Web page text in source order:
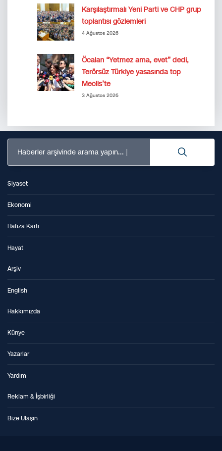
Karşılaştırmalı Yeni Parti ve CHP grup
toplantısı gözlemleri
4 Ağustos 2026
Öcalan “Yetmez ama, evet” dedi,
Terörsüz Türkiye yasasında top
Meclis’te
3 Ağustos 2026
Haberler arşivinde arama yapın...
Siyaset
Ekonomi
Hafıza Kartı
Hayat
Arşiv
English
Hakkımızda
Künye
Yazarlar
Yardım
Reklam & İşbirliği
Bize Ulaşın